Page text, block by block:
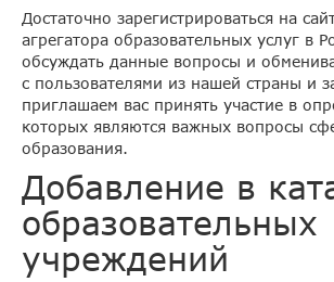
Достаточно зарегистрироваться на
агрегатора образовательных услуг в
обсуждать данные вопросы и
с пользователями из нашей страны и
приглашаем вас принять участие в
которых являются важных вопросы
образования.
Добавление в
образовательных
учреждений